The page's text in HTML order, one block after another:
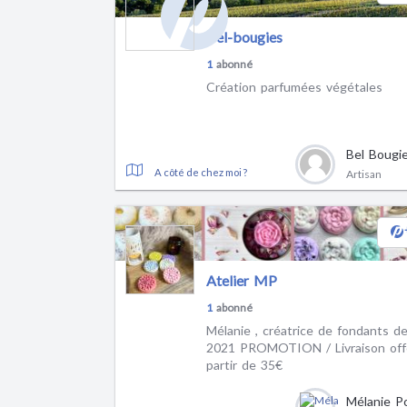
Bel-bougies
1abonné
Création parfumées végétales
A côté de chez moi ?
Bel
Artisan
Atelier MP
1abonné
Mélanie , créatrice de fondants depuis
2021 PROMOTION / Livraison offerte à
partir de 35€
Mélanie